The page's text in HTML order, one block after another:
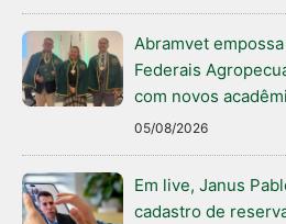
Abramvet
Federais
com novos
05/08/2026
Em live, Janus
cadastro de